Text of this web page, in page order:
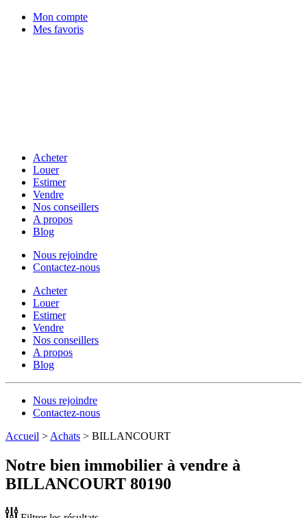
Mon compte
Mes favoris
Acheter
Louer
Estimer
Vendre
Nos conseillers
A propos
Blog
Nous rejoindre
Contactez-nous
Acheter
Louer
Estimer
Vendre
Nos conseillers
A propos
Blog
Nous rejoindre
Contactez-nous
Accueil > Achats > BILLANCOURT
Notre bien immobilier à vendre à
BILLANCOURT 80190